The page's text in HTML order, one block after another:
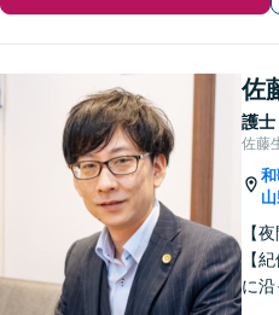
佐
護士
佐藤
【
【
に沿